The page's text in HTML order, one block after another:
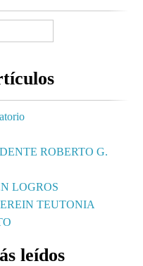
ROBERTO G.
LOGROS
TEUTONIA
leídos